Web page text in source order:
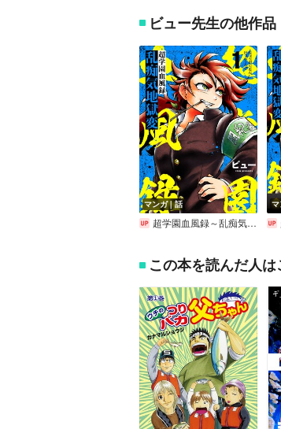
ビュー先生の他作品
マンガ｜話
超学園血風録～乱痴気地獄変～
マ
この本を読んだ人